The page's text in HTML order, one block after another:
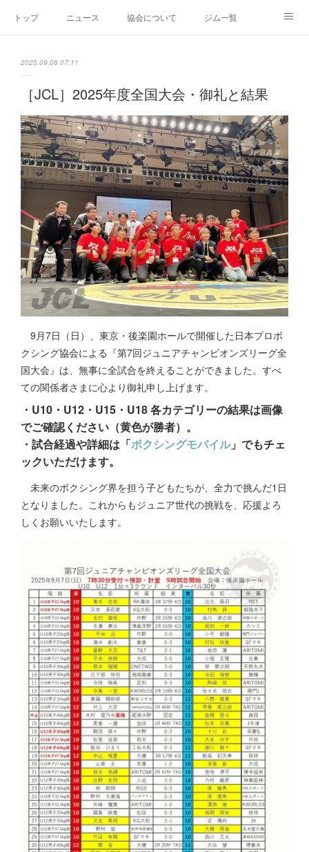
トップ ニュース 協会について ジム一覧
2025.09.08 07:11
［JCL］2025年度全国大会・御礼と結果
9月7日（日）、東京・後楽園ホールで開催した日本プロボ
クシング協会による『第7回ジュニアチャンピオンズリーグ全
国大会』は、無事に全試合を終えることができました。すべ
ての関係者さまに心より御礼申し上げます。
・U10・U12・U15・U18 各カテゴリーの結果は画像
でご確認ください（黄色が勝者）。
・試合経過や詳細は「ボクシングモバイル」でもチェ
ックいただけます。
未来のボクシング界を担う子どもたちが、全力で挑んだ1日
となりました。これからもジュニア世代の挑戦を、応援よろ
しくお願いいたします。